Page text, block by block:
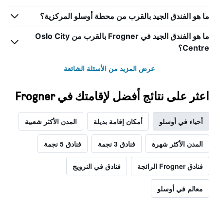
ما هو الفندق الجيد بالقرب من محطة أوسلو المركزية؟
ما هو الفندق الجيد في Frogner بالقرب من Oslo City
Centre؟
عرض المزيد من الأسئلة الشائعة
اعثر على نتائج أفضل لإقامتك في Frogner
أحياء في أوسلو أمكان إقامة بديلة المدن الأكثر شعبية
المدن الأكثر شهرة فنادق 3 نجمة فنادق 5 نجمة
فنادق Frogner الرائجة فنادق في النرويج
معالم في أوسلو